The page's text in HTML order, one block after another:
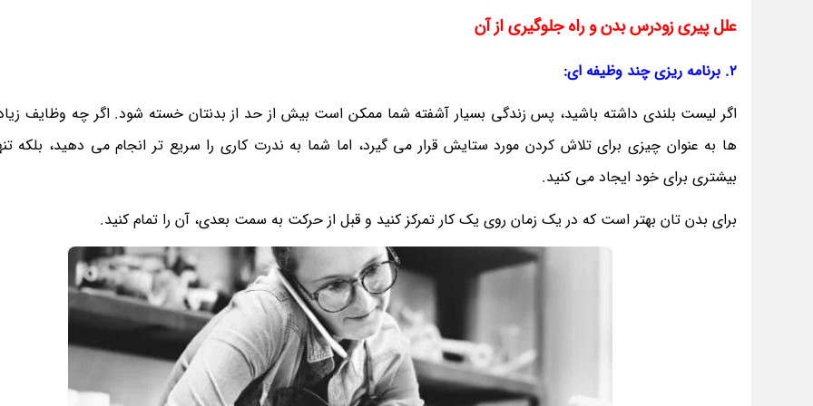
علل پیری زودرس بدن و راه جلوگیری از آن
2. برنامه ریزی چند وظیفه ای:
اگر لیست بلندی داشته باشید، پس زندگی بسیار آشفته شما ممکن است بیش از حد از بدنتان خسته شود. اگر چه وظایف
ها به عنوان چیزی برای تلاش کردن مورد ستایش قرار می گیرد، اما شما به ندرت کاری را سریع تر انجام می دهید، بلکه
بیشتری برای خود ایجاد می کنید.
برای بدن تان بهتر است که در یک زمان روی یک کار تمرکز کنید و قبل از حرکت به سمت بعدی، آن را تمام کنید.